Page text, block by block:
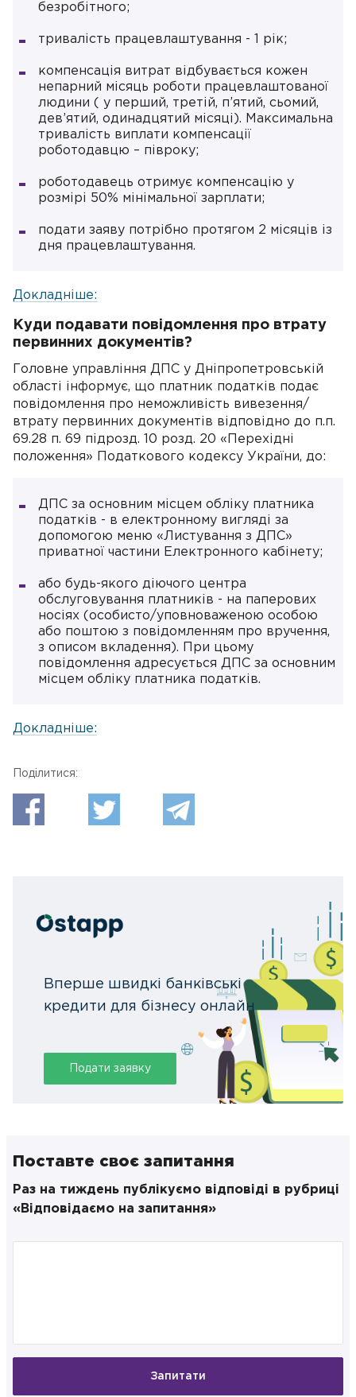
безробітного;
тривалість працевлаштування - 1 рік;
компенсація витрат відбувається кожен
непарний місяць роботи працевлаштованої
людини ( у перший, третій, п’ятий, сьомий,
дев’ятий, одинадцятий місяці). Максимальна
тривалість виплати компенсації
роботодавцю – півроку;
роботодавець отримує компенсацію у
розмірі 50% мінімальної зарплати;
подати заяву потрібно протягом 2 місяців із
дня працевлаштування.
Докладніше:
Куди подавати повідомлення про втрату
первинних документів?
Головне управління ДПС у Дніпропетровській
області інформує, що платник податків подає
повідомлення про неможливість вивезення/
втрату первинних документів відповідно до п.п.
69.28 п. 69 підрозд. 10 розд. 20 «Перехідні
положення» Податкового кодексу України, до:
ДПС за основним місцем обліку платника
податків - в електронному вигляді за
допомогою меню «Листування з ДПС»
приватної частини Електронного кабінету;
або будь-якого діючого центра
обслуговування платників - на паперових
носіях (особисто/уповноваженою особою
або поштою з повідомленням про вручення,
з описом вкладення). При цьому
повідомлення адресується ДПС за основним
місцем обліку платника податків.
Докладніше:
Поділитися:
Вперше швидкі банківські
кредити для бізнесу онлайн
Подати заявку
Поставте своє запитання
Раз на тиждень публікуємо відповіді в рубриці
«Відповідаємо на запитання»
Запитати